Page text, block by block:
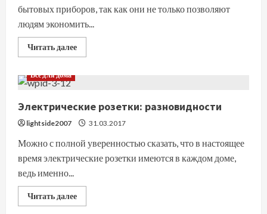
бытовых приборов, так как они не только позволяют
людям экономить...
Читать далееПрочитать
больше
стиральными
машинами
Все для дома
Электрические розетки: разновидности
lightside2007 31.03.2017
Можно с полной уверенностью сказать, что в настоящее
время электрические розетки имеются в каждом доме,
ведь именно...
Читать далееПрочитать
больше